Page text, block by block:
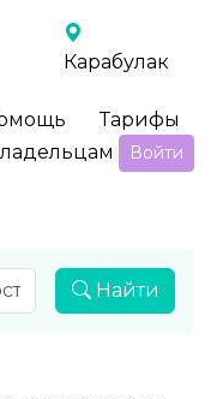
Карабулак
Тарифы
Войти
Найти